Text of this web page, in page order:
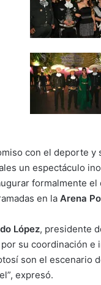
con el deporte y
un espectáculo
formalmente
en la Arena
López, presidente
su coordinación
son el escenario
expresó.